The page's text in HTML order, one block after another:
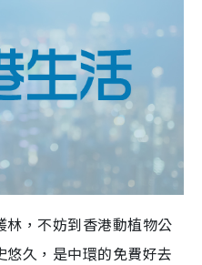
，不妨到香港動植物公
久，是中環的免費好去